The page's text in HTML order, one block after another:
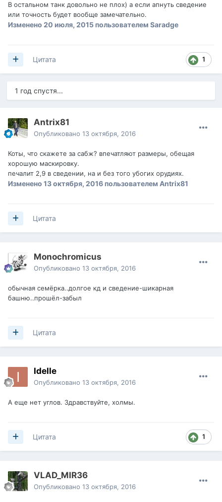
В остальном танк довольно не плох) а если апнуть сведение
или точность будет вообще замечательно.
Изменено 20 июля, 2015 пользователем Saradge
1
Цитата
1 год спустя...
Antrix81
Опубликовано 13 октября, 2016
Коты, что скажете за сабж? впечатляют размеры, обещая
хорошую маскировку.
печалит 2,9 в сведении, на и без того убогих орудиях.
Изменено 13 октября, 2016 пользователем Antrix81
Цитата
Monochromicus
Опубликовано 13 октября, 2016
обычная семёрка..долгое кд и сведение-шикарная
башню..прошёл-забыл
Цитата
Idelle
Опубликовано 13 октября, 2016
А еще нет углов. Здравствуйте, холмы.
1
Цитата
VLAD_MIR36
Опубликовано 13 октября, 2016